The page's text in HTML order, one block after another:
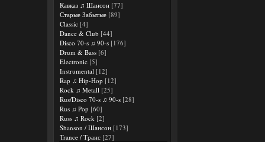
Кавказ ♫ Шансон [77]
Старые Забытые [89]
Classic [4]
Dance & Club [44]
Disco 70-s ♫ 90-s [176]
Drum & Bass [6]
Electronic [5]
Instrumental [12]
Rap ♫ Hip-Hop [12]
Rock ♫ Metall [25]
Rus/Disco 70-s ♫ 90-s [28]
Rus ♫ Pop [60]
Russ ♫ Rock [2]
Shanson / Шансон [173]
Trance / Транс [27]